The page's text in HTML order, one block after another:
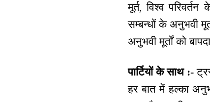
मूर्त, विश्व
सम्बन्धों के अनुभवी
अनुभवी मूर्तों को
पार्टियों के साथ :-
हर बात में हल्का